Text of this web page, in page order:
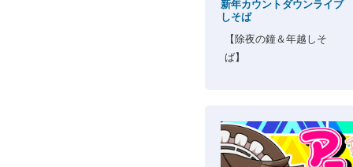
新年カウントダウンライブ
しそば
【除夜の鐘＆年越しそ
ば